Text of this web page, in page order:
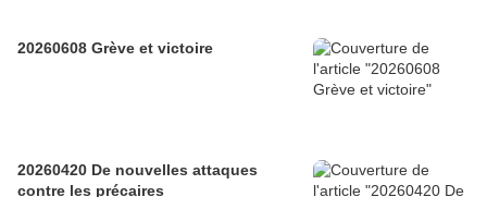
20260608 Grève et victoire
20260420 De nouvelles attaques
contre les précaires